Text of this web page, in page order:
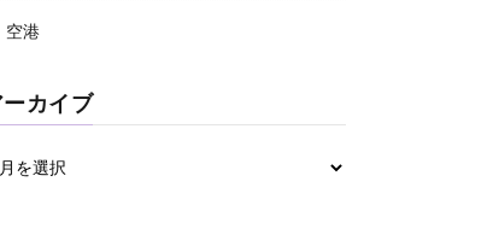
空港
ーカイブ